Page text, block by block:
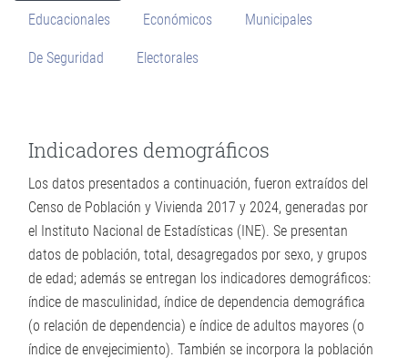
Educacionales Económicos Municipales
De Seguridad Electorales
Indicadores demográficos
Los datos presentados a continuación, fueron extraídos del
Censo de Población y Vivienda 2017 y 2024, generadas por
el Instituto Nacional de Estadísticas (INE). Se presentan
datos de población, total, desagregados por sexo, y grupos
de edad; además se entregan los indicadores demográficos:
índice de masculinidad, índice de dependencia demográfica
(o relación de dependencia) e índice de adultos mayores (o
índice de envejecimiento). También se incorpora la población